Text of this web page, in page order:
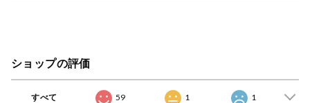
ショップの評価
すべて 59 1 1